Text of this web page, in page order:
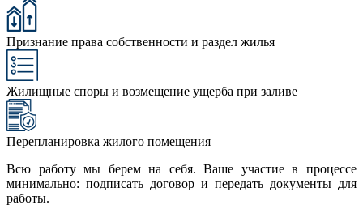
Признание права собственности и раздел жилья
Жилищные споры и возмещение ущерба при заливе
Перепланировка жилого помещения
Всю работу мы берем на себя. Ваше участие в процессе
минимально: подписать договор и передать документы для
работы.